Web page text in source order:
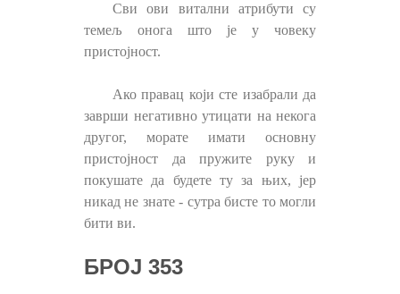
Сви ови витални атрибути су
темељ онога што је у човеку
пристојност.
Ако правац који сте изабрали да
заврши негативно утицати на некога
другог, морате имати основну
пристојност да пружите руку и
покушате да будете ту за њих, јер
никад не знате - сутра бисте то могли
бити ви.
БРОЈ 353